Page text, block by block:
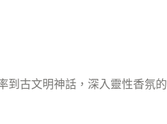
到古文明神話，深入靈性香氛的